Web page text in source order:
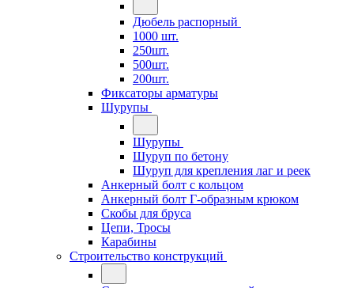
Дюбель распорный
1000 шт.
250шт.
500шт.
200шт.
Фиксаторы арматуры
Шурупы
Шурупы
Шуруп по бетону
Шуруп для крепления лаг и реек
Анкерный болт с кольцом
Анкерный болт Г-образным крюком
Скобы для бруса
Цепи, Тросы
Карабины
Строительство конструкций